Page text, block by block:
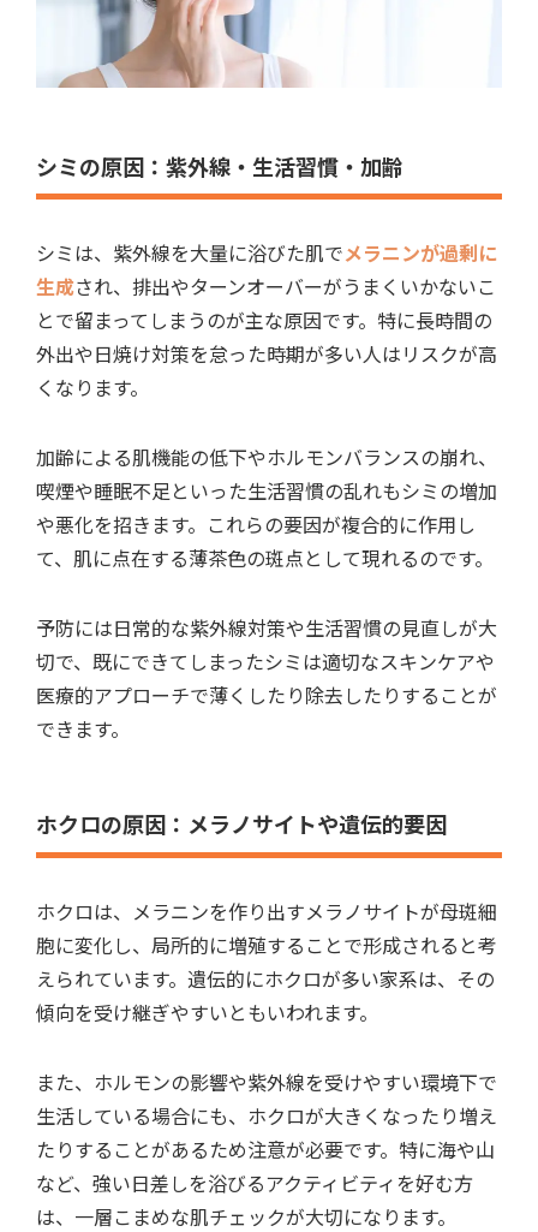
シミの原因：紫外線・生活習慣・加齢
シミは、紫外線を大量に浴びた肌でメラニンが過剰に
生成され、排出やターンオーバーがうまくいかないこ
とで留まってしまうのが主な原因です。特に長時間の
外出や日焼け対策を怠った時期が多い人はリスクが高
くなります。
加齢による肌機能の低下やホルモンバランスの崩れ、
喫煙や睡眠不足といった生活習慣の乱れもシミの増加
や悪化を招きます。これらの要因が複合的に作用し
て、肌に点在する薄茶色の斑点として現れるのです。
予防には日常的な紫外線対策や生活習慣の見直しが大
切で、既にできてしまったシミは適切なスキンケアや
医療的アプローチで薄くしたり除去したりすることが
できます。
ホクロの原因：メラノサイトや遺伝的要因
ホクロは、メラニンを作り出すメラノサイトが母斑細
胞に変化し、局所的に増殖することで形成されると考
えられています。遺伝的にホクロが多い家系は、その
傾向を受け継ぎやすいともいわれます。
また、ホルモンの影響や紫外線を受けやすい環境下で
生活している場合にも、ホクロが大きくなったり増え
たりすることがあるため注意が必要です。特に海や山
など、強い日差しを浴びるアクティビティを好む方
は、一層こまめな肌チェックが大切になります。